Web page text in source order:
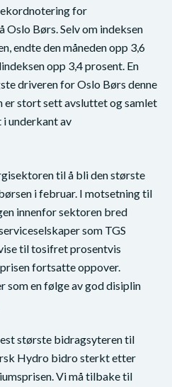
for
Oslo Børs. Selv om indeksen
endte den måneden opp 3,6
opp 3,4 prosent. En
driveren for Oslo Børs denne
er stort sett avsluttet og samlet
underkant av
til å bli den største
i februar. I motsetning til
innenfor sektoren bred
som TGS
til tosifret prosentvis
fortsatte oppover.
som en følge av god disiplin
største bidragsyteren til
Hydro bidro sterkt etter
Vi må tilbake til